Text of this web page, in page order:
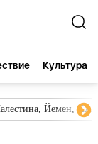
Культура
Йемен,